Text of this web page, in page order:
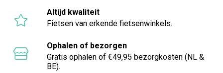
Altijd kwaliteit
Fietsen van erkende fietsenwinkels.
Ophalen of bezorgen
Gratis ophalen of €49,95 bezorgkosten (NL &
BE).